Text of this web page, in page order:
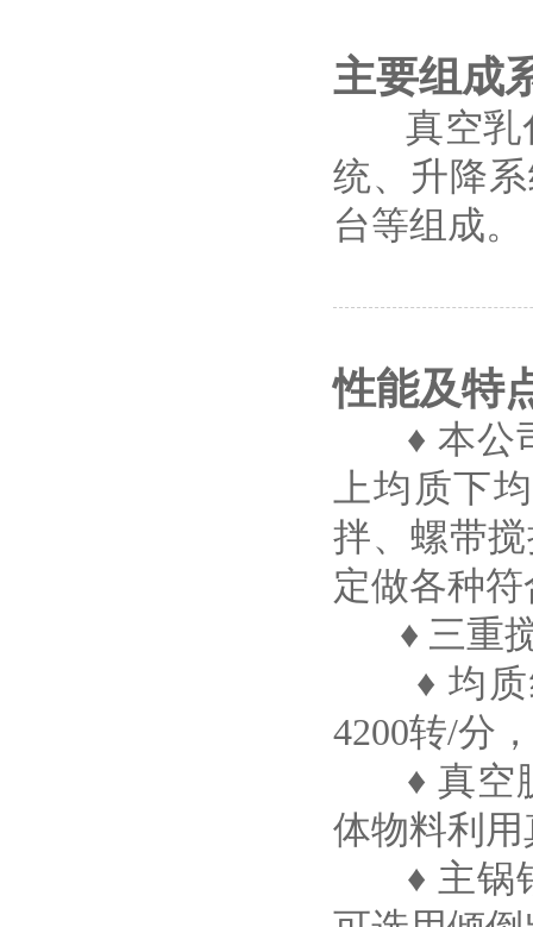
主要组成
真空乳化
统、升降
台等组成。
性能及特
♦ 本公司
上均质下
拌、螺带
定做各种
♦ 三重搅
♦ 均质结
4200转/分
♦ 真空脱
体物料利
♦ 主锅锅